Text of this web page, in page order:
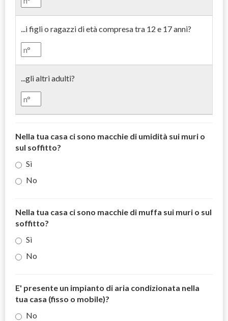
...i figli o ragazzi di età compresa tra 12 e 17 anni?
...gli altri adulti?
Nella tua casa ci sono macchie di umidità sui muri o
sul soffitto?
Sì
No
Nella tua casa ci sono macchie di muffa sui muri o sul
soffitto?
Sì
No
E' presente un impianto di aria condizionata nella
tua casa (fisso o mobile)?
No